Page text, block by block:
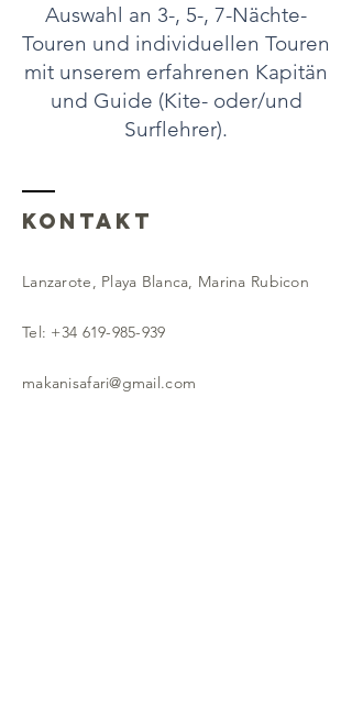
Auswahl an 3-, 5-, 7-Nächte-
Touren und individuellen Touren
mit unserem erfahrenen Kapitän
und Guide (Kite- oder/und
Surflehrer).
Kontakt
Lanzarote, Playa Blanca, Marina Rubicon
Tel: +34 619-985-939
makanisafari@gmail.com